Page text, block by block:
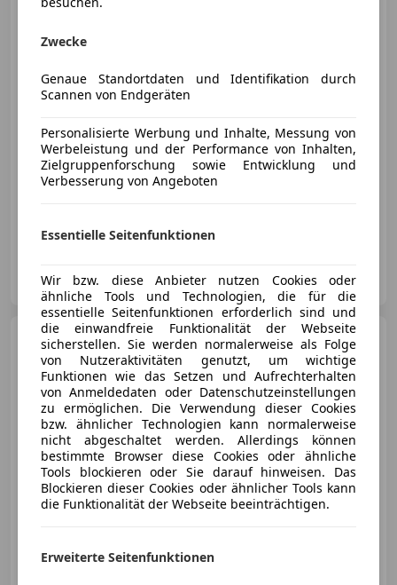
AT-8261 Sinabelkirchen
Audi A3 S-Line sportback /
Exportwagen
Zwecke
Genaue Standortdaten und Identifikation durch
Scannen von Endgeräten
Personalisierte Werbung und Inhalte, Messung von
Werbeleistung und der Performance von Inhalten,
Zielgruppenforschung sowie Entwicklung und
Verbesserung von Angeboten
Essentielle Seitenfunktionen
Wir bzw. diese Anbieter nutzen Cookies oder
ähnliche Tools und Technologien, die für die
essentielle Seitenfunktionen erforderlich sind und
die einwandfreie Funktionalität der Webseite
sicherstellen. Sie werden normalerweise als Folge
von Nutzeraktivitäten genutzt, um wichtige
Funktionen wie das Setzen und Aufrechterhalten
von Anmeldedaten oder Datenschutzeinstellungen
zu ermöglichen. Die Verwendung dieser Cookies
bzw. ähnlicher Technologien kann normalerweise
nicht abgeschaltet werden. Allerdings können
bestimmte Browser diese Cookies oder ähnliche
Tools blockieren oder Sie darauf hinweisen. Das
Blockieren dieser Cookies oder ähnlicher Tools kann
die Funktionalität der Webseite beeinträchtigen.
Erweiterte Seitenfunktionen